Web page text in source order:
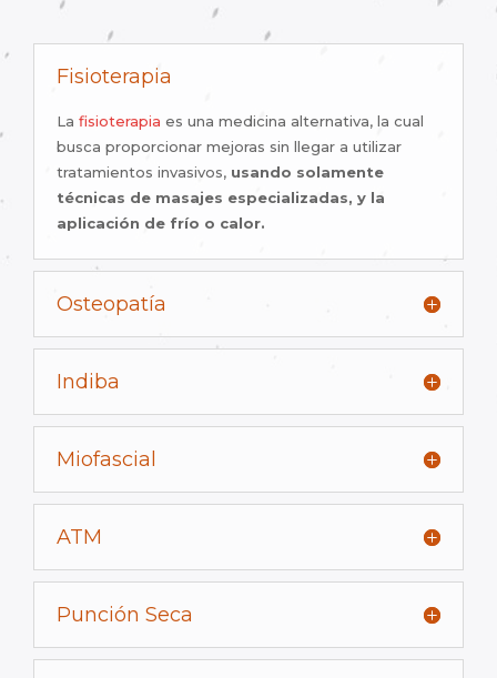
Fisioterapia
La fisioterapia es una medicina alternativa, la cual
busca proporcionar mejoras sin llegar a utilizar
tratamientos invasivos, usando solamente
técnicas de masajes especializadas, y la
aplicación de frío o calor.
Osteopatía
Indiba
Miofascial
ATM
Punción Seca